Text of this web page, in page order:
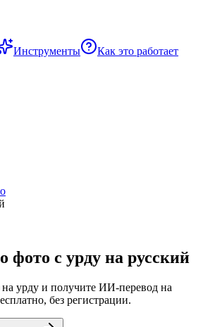
Инструменты Как это работает
фото с урду на русский
на урду и получите ИИ-перевод на
без регистрации.